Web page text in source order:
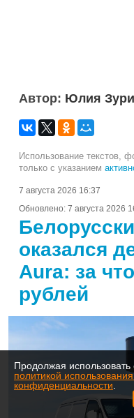
Автор: Юлия
Использование текстов,
только с указанием
7 августа 2026 16:37
Обновлено: 7 августа 2026
оказался
Aura: за
рублей
Продолжая
политикой
конфиденциальности